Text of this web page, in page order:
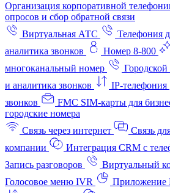
Организация корпоративной
опросов и сбор обратной связи
Виртуальная АТС
Телефония
аналитика звонков
Номер 8-800
многоканальный номер
и аналитика звонков
IP-телефония
звонков
FMC SIM-карты для
городские номера
Связь через интернет
Связь
компании
Интеграция CRM с
Запись разговоров
Виртуальный
Голосовое меню IVR
Приложение